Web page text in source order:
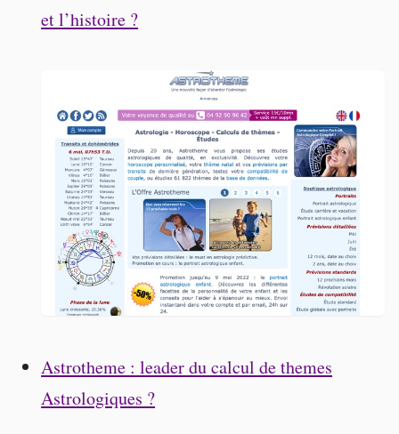
et l’histoire ?
Astrotheme : leader du calcul de themes
Astrologiques ?